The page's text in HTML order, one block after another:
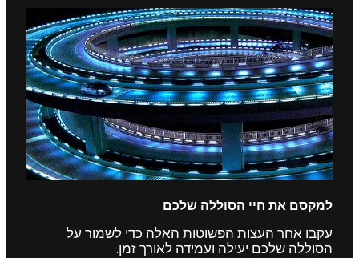
למקסם את חיי הסוללה שלכם
עקבו אחר העצות הפשוטות האלה כדי לשמור על
הסוללה שלכם יעילה ועמידה לאורך זמן.